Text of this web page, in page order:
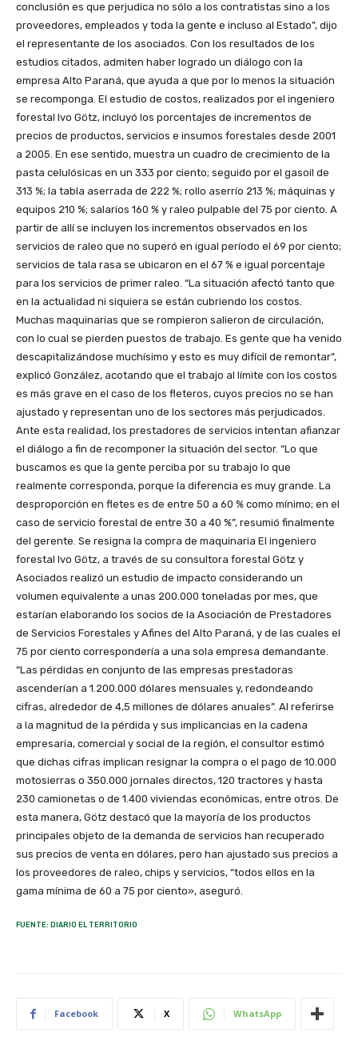
conclusión es que perjudica no sólo a los contratistas sino a los
proveedores, empleados y toda la gente e incluso al Estado”, dijo
el representante de los asociados. Con los resultados de los
estudios citados, admiten haber logrado un diálogo con la
empresa Alto Paraná, que ayuda a que por lo menos la situación
se recomponga. El estudio de costos, realizados por el ingeniero
forestal Ivo Götz, incluyó los porcentajes de incrementos de
precios de productos, servicios e insumos forestales desde 2001
a 2005. En ese sentido, muestra un cuadro de crecimiento de la
pasta celulósicas en un 333 por ciento; seguido por el gasoil de
313 %; la tabla aserrada de 222 %; rollo aserrío 213 %; máquinas y
equipos 210 %; salarios 160 % y raleo pulpable del 75 por ciento. A
partir de allí se incluyen los incrementos observados en los
servicios de raleo que no superó en igual período el 69 por ciento;
servicios de tala rasa se ubicaron en el 67 % e igual porcentaje
para los servicios de primer raleo. “La situación afectó tanto que
en la actualidad ni siquiera se están cubriendo los costos.
Muchas maquinarias que se rompieron salieron de circulación,
con lo cual se pierden puestos de trabajo. Es gente que ha venido
descapitalizándose muchísimo y esto es muy difícil de remontar”,
explicó González, acotando que el trabajo al límite con los costos
es más grave en el caso de los fleteros, cuyos precios no se han
ajustado y representan uno de los sectores más perjudicados.
Ante esta realidad, los prestadores de servicios intentan afianzar
el diálogo a fin de recomponer la situación del sector. “Lo que
buscamos es que la gente perciba por su trabajo lo que
realmente corresponda, porque la diferencia es muy grande. La
desproporción en fletes es de entre 50 a 60 % como mínimo; en el
caso de servicio forestal de entre 30 a 40 %”, resumió finalmente
del gerente. Se resigna la compra de maquinaria El ingeniero
forestal Ivo Götz, a través de su consultora forestal Götz y
Asociados realizó un estudio de impacto considerando un
volumen equivalente a unas 200.000 toneladas por mes, que
estarían elaborando los socios de la Asociación de Prestadores
de Servicios Forestales y Afines del Alto Paraná, y de las cuales el
75 por ciento correspondería a una sola empresa demandante.
“Las pérdidas en conjunto de las empresas prestadoras
ascenderían a 1.200.000 dólares mensuales y, redondeando
cifras, alrededor de 4,5 millones de dólares anuales”. Al referirse
a la magnitud de la pérdida y sus implicancias en la cadena
empresaria, comercial y social de la región, el consultor estimó
que dichas cifras implican resignar la compra o el pago de 10.000
motosierras o 350.000 jornales directos, 120 tractores y hasta
230 camionetas o de 1.400 viviendas económicas, entre otros. De
esta manera, Götz destacó que la mayoría de los productos
principales objeto de la demanda de servicios han recuperado
sus precios de venta en dólares, pero han ajustado sus precios a
los proveedores de raleo, chips y servicios, “todos ellos en la
gama mínima de 60 a 75 por ciento», aseguró.
FUENTE: DIARIO EL TERRITORIO
Facebook X WhatsApp